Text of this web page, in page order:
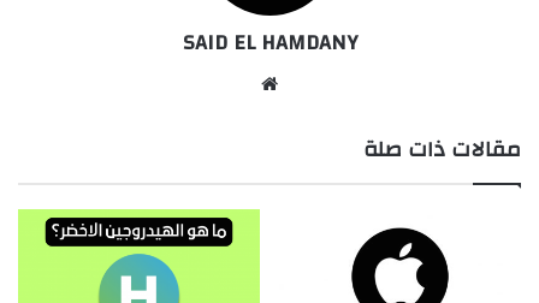
SAID EL HAMDANY
مقالات ذات صلة